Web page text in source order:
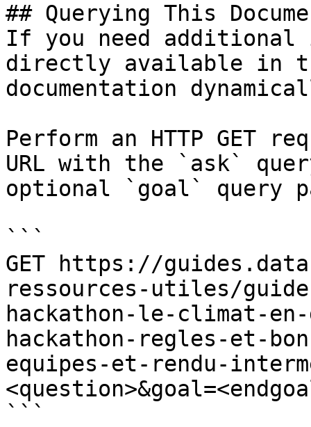
## Querying This
If you need
directly available in
documentation
Perform an HTTP GET
URL with the `ask`
optional `goal` query
```
GET https://
ressources-utiles/
hackathon-le-climat-
hackathon-regles-et-
equipes-et-rendu-
```